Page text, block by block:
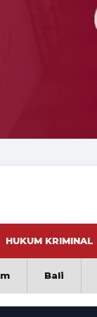
HUKUM KRIMINAL
Bali